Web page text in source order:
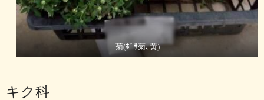
菊(ﾎﾞｻ菊､黄)
キク科